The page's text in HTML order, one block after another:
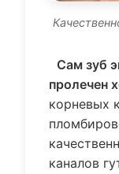
Сам зуб
пролечен
корневых
каналов